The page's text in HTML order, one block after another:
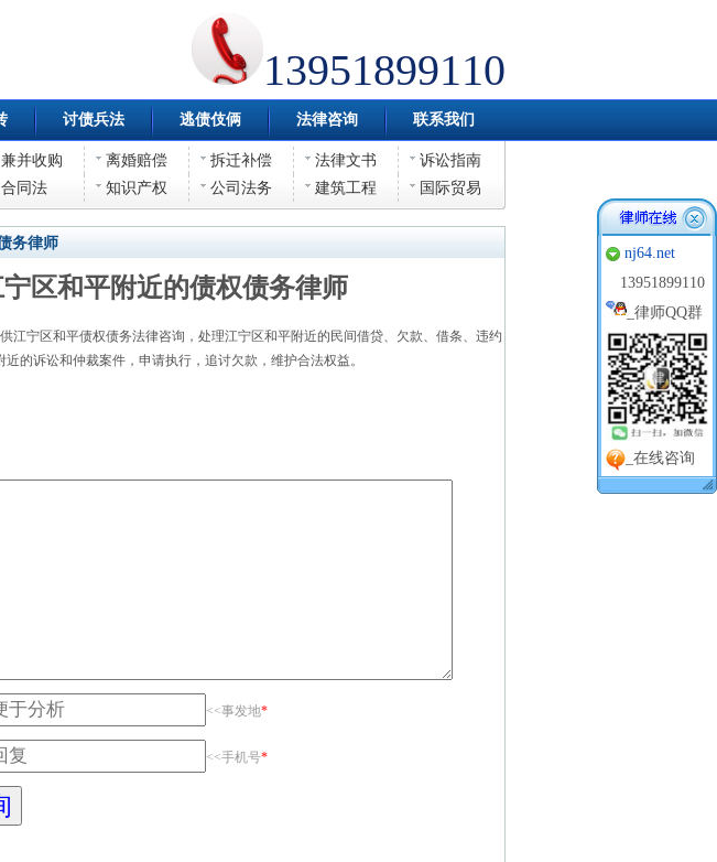
13951899110
讨债兵法 逃债伎俩 法律咨询 联系我们
兼并收购 离婚赔偿 拆迁补偿 法律文书
诉讼指南
合同法 知识产权 公司法务 建筑工程 国际贸易
务律师
区和平附近的债权债务律师
江宁区和平债权债务法律咨询，处理江宁区和平附近的民间借贷、欠款、借条、违约
的诉讼和仲裁案件，申请执行，追讨欠款，维护合法权益。
<<事发地*
<<手机号*
nj64.net
13951899110
_ 律师QQ群
_在线咨询